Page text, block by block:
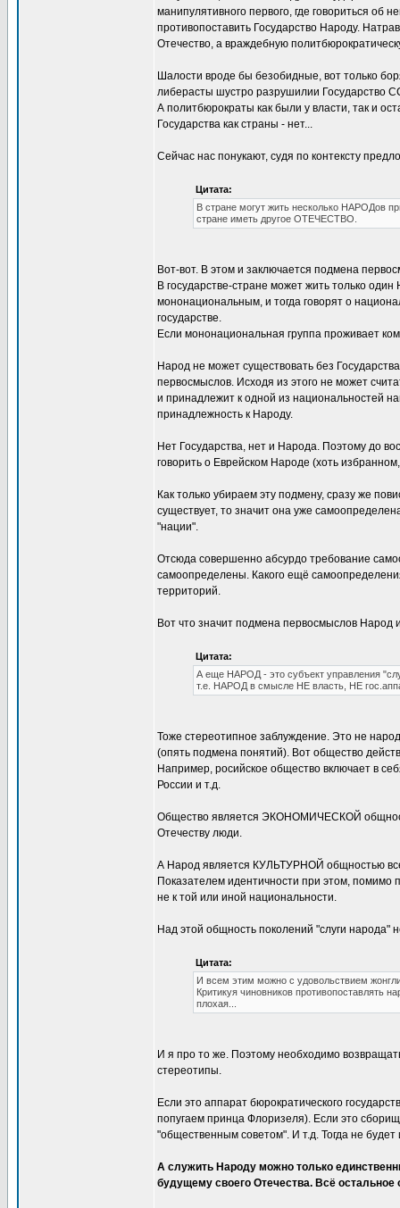
манипулятивного первого, где говориться
противопоставить Государство Народу.
Отечество, а враждебную
Шалости вроде бы безобидные, вот только
либерасты шустро разрушилии Государство
А политбюрократы как были у власти, так и
Государства как страны - нет...
Сейчас нас понукают, судя по контексту
Цитата:
В стране могут жить несколько НАРОДов
стране иметь другое ОТЕЧЕСТВО.
Вот-вот. В этом и заключается подмена
В государстве-стране может жить только
мононациональным, и тогда говорят о
государстве.
Если мононациональная группа проживает
Народ не может существовать без
первосмыслов. Исходя из этого не может
и принадлежит к одной из национальностей
принадлежность к Народу.
Нет Государства, нет и Народа. Поэтому до
говорить о Еврейском Народе (хоть
Как только убираем эту подмену, сразу же
существует, то значит она уже
"нации".
Отсюда совершенно абсурдо требование
самоопределены. Какого ещё
территорий.
Вот что значит подмена первосмыслов Народ
Цитата:
А еще НАРОД - это субъект управления
т.е. НАРОД в смысле НЕ власть, НЕ
Тоже стереотипное заблуждение. Это не
(опять подмена понятий). Вот общество
Например, росийское общество включает в
России и т.д.
Общество является ЭКОНОМИЧЕСКОЙ
Отечеству люди.
А Народ является КУЛЬТУРНОЙ общностью
Показателем идентичности при этом, помимо
не к той или иной национальности.
Над этой общность поколений "слуги народа"
Цитата:
И всем этим можно с удовольствием
Критикуя чиновников противопоставлять
плохая...
И я про то же. Поэтому необходимо
стереотипы.
Если это аппарат бюрократического
попугаем принца Флоризеля). Если это
"общественным советом". И т.д. Тогда не будет
А служить Народу можно только
будущему своего Отечества. Всё остальное